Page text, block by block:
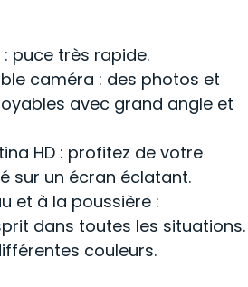
: puce très rapide.
caméra : des photos et
avec grand angle et
HD : profitez de votre
sur un écran éclatant.
et à la poussière :
dans toutes les situations.
couleurs.